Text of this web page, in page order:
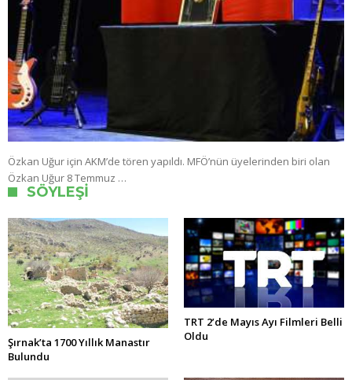
Özkan Uğur için AKM’de tören yapıldı. MFÖ’nün üyelerinden biri olan
Özkan Uğur 8 Temmuz …
SÖYLEŞI
Şırnak’ta 1700 Yıllık Manastır
Bulundu
TRT 2’de Mayıs Ayı Filmleri Belli
Oldu